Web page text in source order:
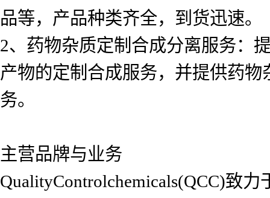
品等，产品种类齐全，到货迅速。
2、药物杂质定制合成分离服务：
产物的定制合成服务，并提供药
务。
主营品牌与业务
QualityControlchemicals(QCC)致